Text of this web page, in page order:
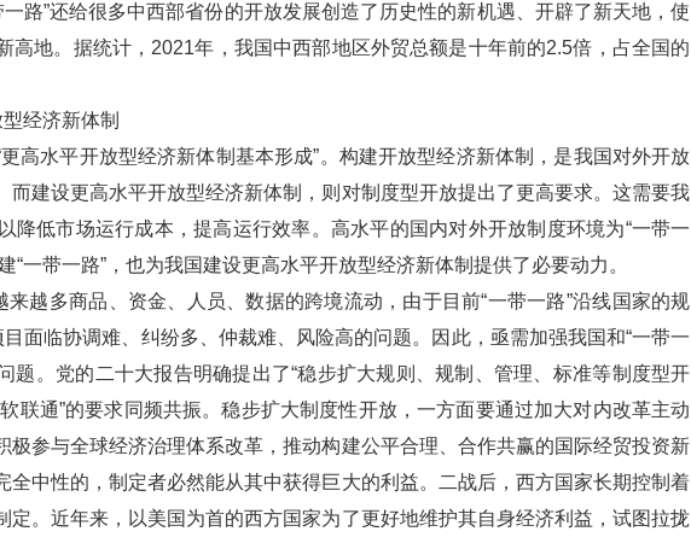
一路”还给很多中西部省份的开放发展创造了历史性的新机遇、开辟了新天地，使
高地。据统计，2021年，我国中西部地区外贸总额是十年前的2.5倍，占全国的
经济新体制
高水平开放型经济新体制基本形成”。构建开放型经济新体制，是我国对外开放
建设更高水平开放型经济新体制，则对制度型开放提出了更高要求。这需要我
降低市场运行成本，提高运行效率。高水平的国内对外开放制度环境为“一带一
“一带一路”，也为我国建设更高水平开放型经济新体制提供了必要动力。
来越多商品、资金、人员、数据的跨境流动，由于目前“一带一路”沿线国家的规
面临协调难、纠纷多、仲裁难、风险高的问题。因此，亟需加强我国和“一带一
题。党的二十大报告明确提出了“稳步扩大规则、规制、管理、标准等制度型开
联通”的要求同频共振。稳步扩大制度性开放，一方面要通过加大对内改革主动
参与全球经济治理体系改革，推动构建公平合理、合作共赢的国际经贸投资新
中性的，制定者必然能从其中获得巨大的利益。二战后，西方国家长期控制着
。近年来，以美国为首的西方国家为了更好地维护其自身经济利益，试图拉拢